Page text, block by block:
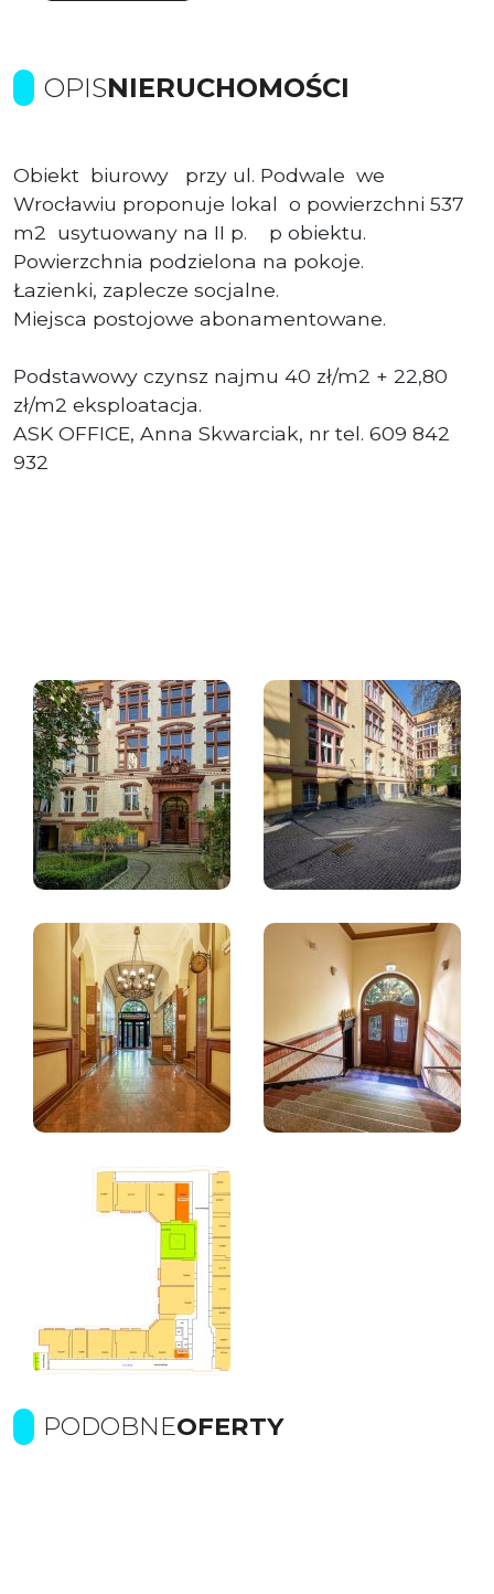
OPISNIERUCHOMOŚCI
Obiekt biurowy przy ul. Podwale we
Wrocławiu proponuje lokal o powierzchni 537
m2 usytuowany na II p. p obiektu.
Powierzchnia podzielona na pokoje.
Łazienki, zaplecze socjalne.
Miejsca postojowe abonamentowane.
Podstawowy czynsz najmu 40 zł/m2 + 22,80
zł/m2 eksploatacja.
ASK OFFICE, Anna Skwarciak, nr tel. 609 842
932
PODOBNEOFERTY